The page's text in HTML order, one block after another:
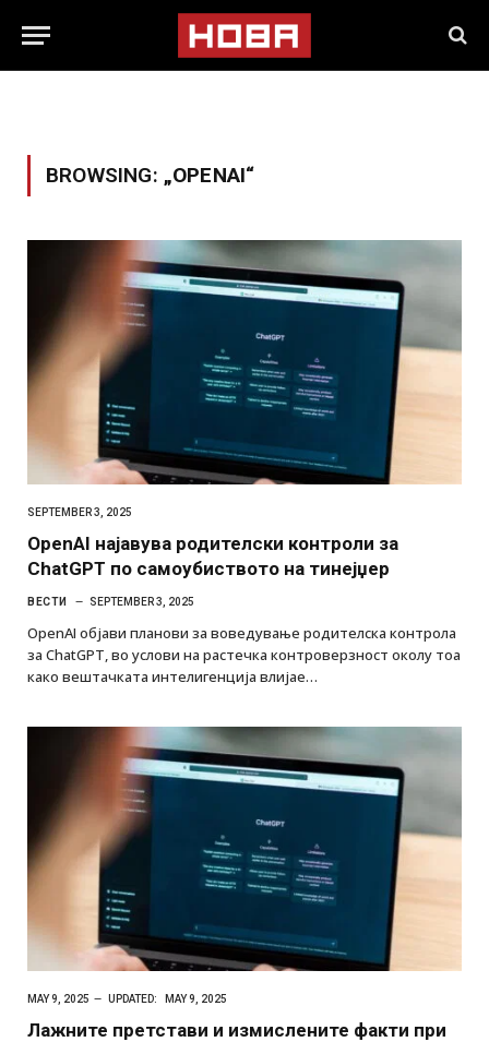
BROWSING: „OPENAI“
SEPTEMBER 3, 2025
OpenAI најавува родителски контроли за
ChatGPT по самоубиството на тинејџер
ВЕСТИ SEPTEMBER 3, 2025
OpenAI објави планови за воведување родителска контрола
за ChatGPT, во услови на растечка контроверзност околу тоа
како вештачката интелигенција влијае…
MAY 9, 2025 UPDATED: MAY 9, 2025
Лажните претстави и измислените факти при